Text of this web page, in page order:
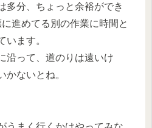
多分、ちょっと余裕ができ
進めてる別の作業に時間と
います。
沿って、道のりは遠いけ
かないとね。